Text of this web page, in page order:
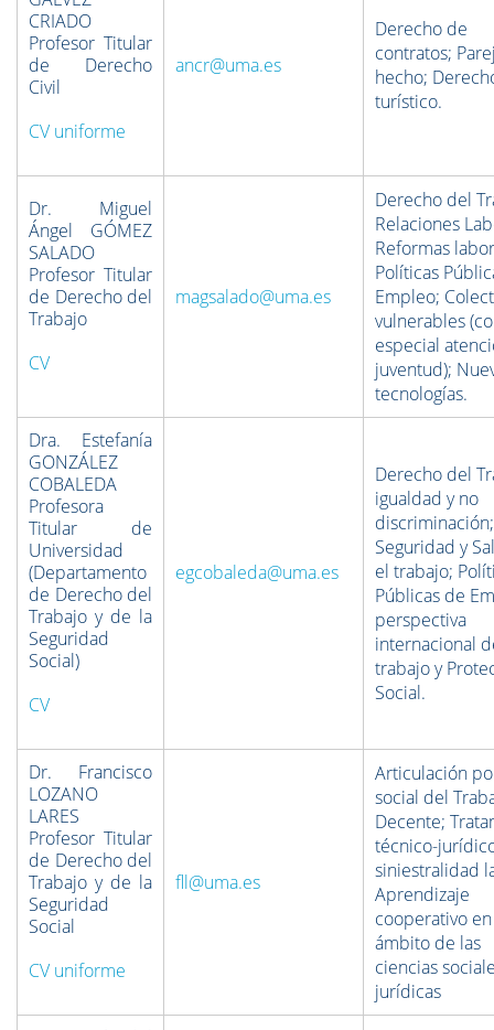
CRIADO
Profesor Titular
de Derecho
Civil
CV uniforme
ancr@uma.es
Derecho de
contratos;
hecho;
turístico.
Dr. Miguel
Ángel GÓMEZ
SALADO
Profesor Titular
de Derecho del
Trabajo
CV
magsalado@uma.es
Derecho del
Relaciones
Reformas
Políticas
Empleo;
vulnerables
especial
juventud);
tecnologías.
Dra. Estefanía
GONZÁLEZ
COBALEDA
Profesora
Titular de
Universidad
(Departamento
de Derecho del
Trabajo y de la
Seguridad
Social)
CV
egcobaleda@uma.es
Derecho del
igualdad y no
discriminación;
Seguridad y
el trabajo;
Públicas de
perspectiva
internacional
trabajo y
Social.
Dr. Francisco
LOZANO
LARES
Profesor Titular
de Derecho del
Trabajo y de la
Seguridad
Social
CV uniforme
fll@uma.es
Articulación
social del
Decente;
técnico-
siniestralidad
Aprendizaje
cooperativo
ámbito de las
ciencias
jurídicas